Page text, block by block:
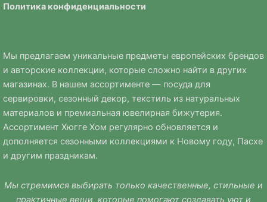
Политика конфиденциальности
Мы предлагаем уникальные предметы европейских брендов
и авторские коллекции, которые сложно найти в других
магазинах. В нашем ассортименте — посуда для
сервировки, сезонный декор, текстиль из натуральных
материалов и премиальная ювелирная бижутерия.
Ассортимент Хюгге Хом регулярно обновляется и
дополняется сезонными коллекциями к Новому году, Пасхе
и другим праздникам.
Мы стремимся выбирать только качественные, стильные и
практичные вещи, которые помогают создавать уют и